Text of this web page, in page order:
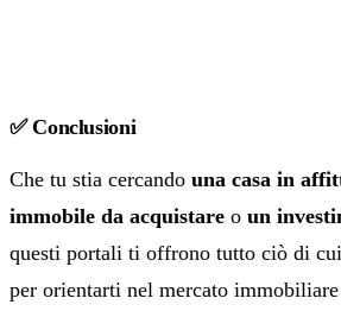
✅ Conclusioni
Che tu stia cercando una casa in
immobile da acquistare o un
questi portali ti offrono tutto ciò di
per orientarti nel mercato